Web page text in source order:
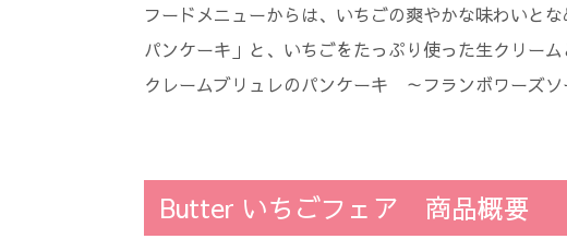
フードメニューからは、いちごの爽やかな味わいと
パンケーキ」と、いちごをたっぷり使った生クリー
クレームブリュレのパンケーキ ～フランボワーズソ
Butter いちごフェア 商品概要